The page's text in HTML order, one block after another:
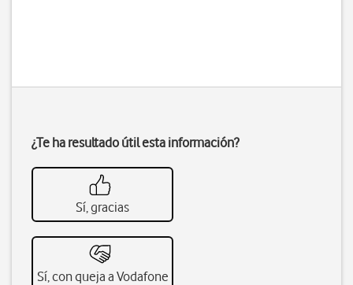
¿Te ha resultado útil esta información?
Sí, gracias
Sí, con queja a Vodafone